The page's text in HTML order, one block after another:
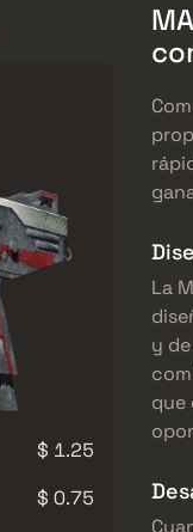
$ 1.25
$ 0.75
La
y
que